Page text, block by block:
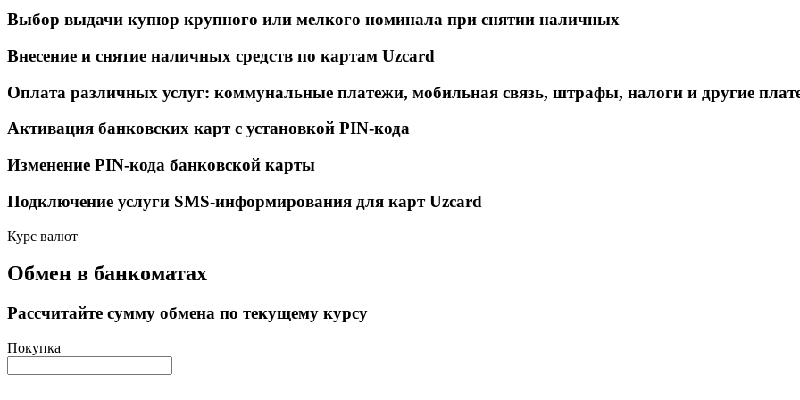
Выбор выдачи купюр крупного или мелкого номинала при снятии наличных
Внесение и снятие наличных средств по картам Uzcard
Оплата различных услуг: коммунальные платежи, мобильная связь, штрафы, налоги и другие
Активация банковских карт с установкой PIN-кода
Изменение PIN-кода банковской карты
Подключение услуги SMS-информирования для карт Uzcard
Курс валют
Обмен в банкоматах
Рассчитайте сумму обмена по текущему курсу
Покупка